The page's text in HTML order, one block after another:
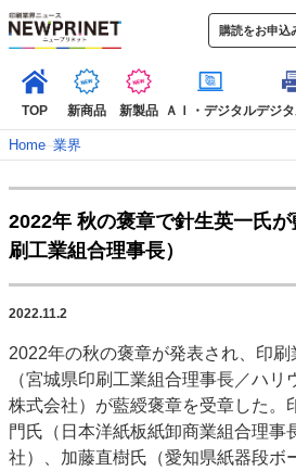
購読をお申込
TOP 新商品 新製品 ＡＩ・デジタルデジ
TOP
新着記事
インタビュー
コレクション
SDGs・地域
ポストプレス ビジネス イ
市場・統計
人事・移転・異動・訃報
特集記事カテゴリー一覧
Home–業界
2022年 秋の褒章で針生英一氏
刷工業組合理事長）
2022.11.2
2022年の秋の褒章が発表され、印
（宮城県印刷工業組合理事長／ハ
株式会社）が藍綬褒章を受章した。
門氏（日本洋紙板紙卸商業組合理事
社）、加藤直樹氏（愛知県紙器段ボ